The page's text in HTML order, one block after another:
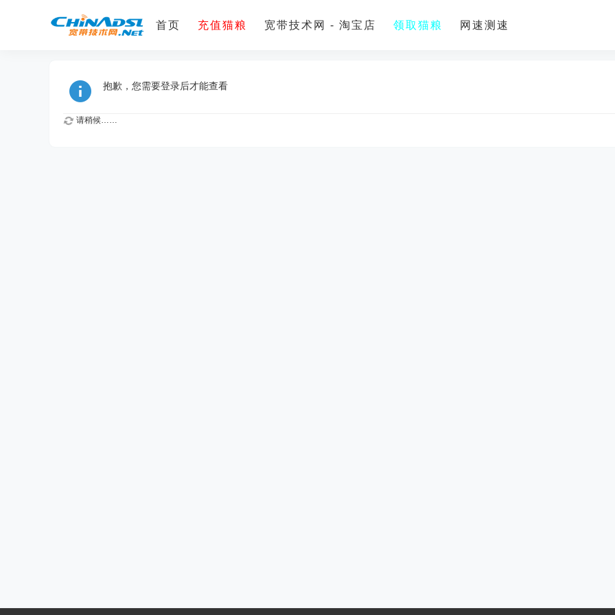
首页 充值猫粮 宽带技术网 - 淘宝店 领取猫粮 网速测速
抱歉，您需要登录后才能查看
请稍候……